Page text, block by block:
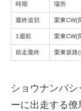
時期 場所
最終追切 栗東CW(
1週前 栗東CW(
前走最終 栗東坂路(
ショウナンバ
ーに出走する